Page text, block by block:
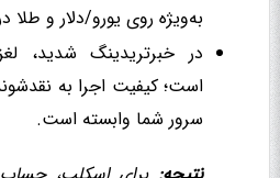
به‌ویژه روی یورو/دلار و طلا
است؛ کیفیت اجرا به
سرور شما وابسته است.